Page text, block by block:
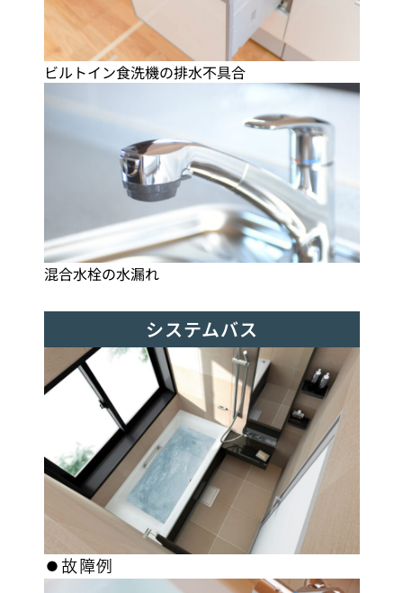
ビルトイン食洗機の排水不具合
混合水栓の水漏れ
システムバス
⚫︎故障例